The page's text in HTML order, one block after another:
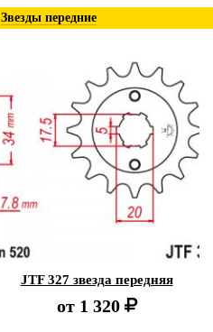
Звезды передние
JTF 327 звезда передняя
от 1 320